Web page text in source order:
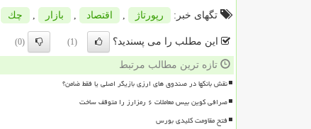
تگهای خبر: رپورتاژ اقتصاد بازار چك
این مطلب را می پسندید؟ (1)
(0)
تازه ترین مطالب مرتبط
نقش بانکها در صندوق های ارزی بازیگر اصلی یا فقط ضامن؟
صرافی کوین بیس معاملات ۶ رمزارز را متوقف ساخت
فتح مقاومت کلیدی بورس